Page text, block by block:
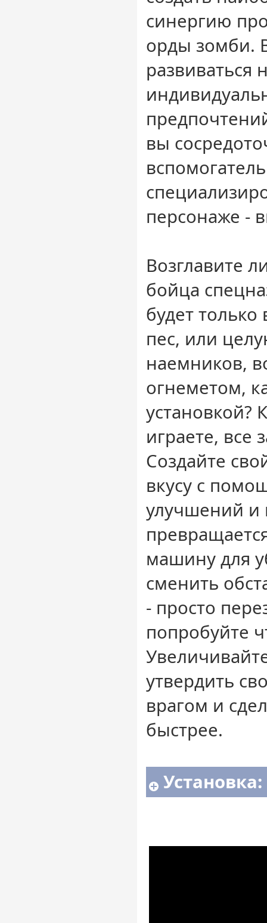
синергию
орды зомби.
развиваться
вы
персонаже -
Возглавите
бойца
будет
пес, или
наемников,
огнеметом,
установкой?
играете, все
Создайте
вкусу с
улучшений и
машину для
сменить
- просто
попробуйте
утвердить
врагом и
быстрее.
Установка: